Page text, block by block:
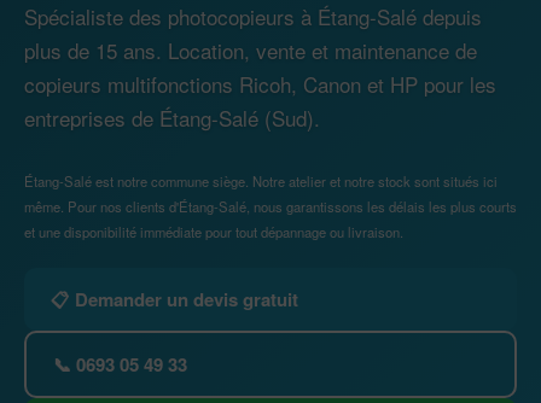
Spécialiste des photocopieurs à Étang-Salé depuis
plus de 15 ans. Location, vente et maintenance de
copieurs multifonctions Ricoh, Canon et HP pour les
entreprises de Étang-Salé (Sud).
Étang-Salé est notre commune siège. Notre atelier et notre stock sont situés ici
même. Pour nos clients d'Étang-Salé, nous garantissons les délais les plus courts
et une disponibilité immédiate pour tout dépannage ou livraison.
📋 Demander un devis gratuit
📞 0693 05 49 33